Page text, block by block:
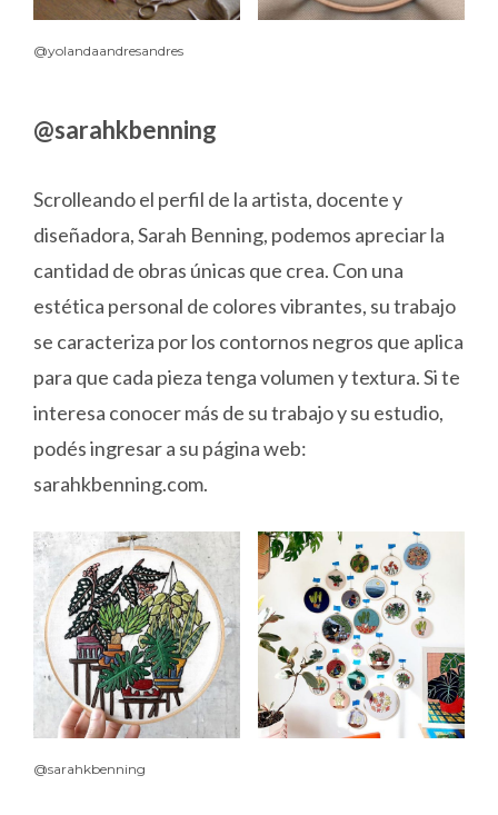
@yolandaandresandres
@sarahkbenning
Scrolleando el perfil de la artista, docente y
diseñadora, Sarah Benning, podemos apreciar la
cantidad de obras únicas que crea. Con una
estética personal de colores vibrantes, su trabajo
se caracteriza por los contornos negros que aplica
para que cada pieza tenga volumen y textura. Si te
interesa conocer más de su trabajo y su estudio,
podés ingresar a su página web:
sarahkbenning.com.
@sarahkbenning